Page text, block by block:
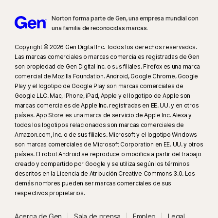
YouTube incrustados en otros sitios web o blogs) y en Hulu.com (pero
Supervisión de búsquedas requiere una extensión de navegador
compatible con Windows y el navegador de Norton incorporado en la
aplicación en iOS y Android.
Norton forma parte de Gen, una empresa mundial con
una familia de reconocidas marcas.
Copyright © 2026 Gen Digital Inc. Todos los derechos reservados.
Las marcas comerciales o marcas comerciales registradas de Gen
son propiedad de Gen Digital Inc. o sus filiales. Firefox es una marca
comercial de Mozilla Foundation. Android, Google Chrome, Google
Play y el logotipo de Google Play son marcas comerciales de
Google LLC. Mac, iPhone, iPad, Apple y el logotipo de Apple son
marcas comerciales de Apple Inc. registradas en EE. UU. y en otros
países. App Store es una marca de servicio de Apple Inc. Alexa y
todos los logotipos relacionados son marcas comerciales de
Amazon.com, Inc. o de sus filiales. Microsoft y el logotipo Windows
son marcas comerciales de Microsoft Corporation en EE. UU. y otros
países. El robot Android se reproduce o modifica a partir del trabajo
creado y compartido por Google y se utiliza según los términos
descritos en la Licencia de Atribución Creative Commons 3.0. Los
demás nombres pueden ser marcas comerciales de sus
respectivos propietarios.